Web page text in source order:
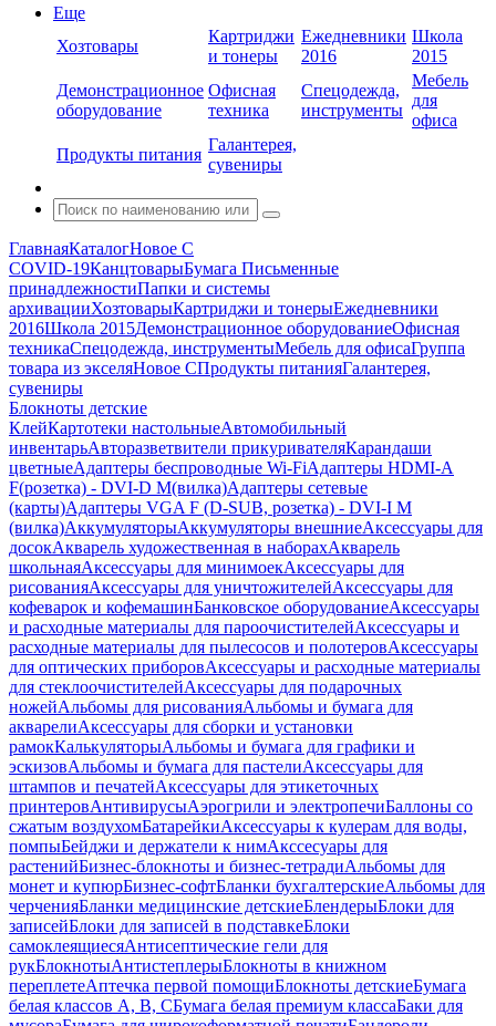
Еще
Хозтовары
Картриджи
и тонеры
Ежедневники
2016
Школа
2015
Демонстрационное
оборудование
Офисная
техника
Спецодежда,
инструменты
Мебель
для
офиса
Продукты питания
Галантерея,
сувениры
ГлавнаяКаталогНовое С
COVID-19КанцтоварыБумага Письменные
принадлежностиПапки и системы
архивацииХозтоварыКартриджи и тонерыЕжедневники
2016Школа 2015Демонстрационное оборудованиеОфисная
техникаСпецодежда, инструментыМебель для офисаГруппа
товара из экселяНовое СПродукты питанияГалантерея,
сувениры
Блокноты детские
КлейКартотеки настольныеАвтомобильный
инвентарьАвторазветвители прикуривателяКарандаши
цветныеАдаптеры беспроводные Wi-FiАдаптеры HDMI-A
F(розетка) - DVI-D M(вилка)Адаптеры сетевые
(карты)Адаптеры VGA F (D-SUB, розетка) - DVI-I M
(вилка)АккумуляторыАккумуляторы внешниеАксессуары для
досокАкварель художественная в наборахАкварель
школьнаяАксессуары для минимоекАксессуары для
рисованияАксессуары для уничтожителейАксессуары для
кофеварок и кофемашинБанковское оборудованиеАксессуары
и расходные материалы для пароочистителейАксессуары и
расходные материалы для пылесосов и полотеровАксессуары
для оптических приборовАксессуары и расходные материалы
для стеклоочистителейАксессуары для подарочных
ножейАльбомы для рисованияАльбомы и бумага для
акварелиАксессуары для сборки и установки
рамокКалькуляторыАльбомы и бумага для графики и
эскизовАльбомы и бумага для пастелиАксессуары для
штампов и печатейАксессуары для этикеточных
принтеровАнтивирусыАэрогрили и электропечиБаллоны со
сжатым воздухомБатарейкиАксессуары к кулерам для воды,
помпыБейджи и держатели к нимАкссесуары для
растенийБизнес-блокноты и бизнес-тетрадиАльбомы для
монет и купюрБизнес-софтБланки бухгалтерскиеАльбомы для
черченияБланки медицинские детскиеБлендерыБлоки для
записейБлоки для записей в подставкеБлоки
самоклеящиесяАнтисептические гели для
рукБлокнотыАнтистеплерыБлокноты в книжном
переплетеАптечка первой помощиБлокноты детскиеБумага
белая классов А, В, СБумага белая премиум классаБаки для